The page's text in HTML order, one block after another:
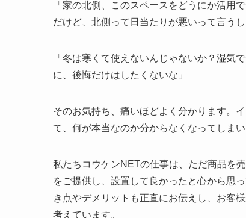
「家の北側、このスペースをどうにか活用
だけど、北側って日当たりが悪いって言う
「冬は寒くて使えないんじゃないか？湿
に、後悔だけはしたくないな」
そのお気持ち、痛いほどよく分かります。
て、何が本当なのか分からなくなってしまい
私たちコウケンNETの仕事は、ただ商品を
をご提供し、設置して良かったと心から思
き点やデメリットも正直にお伝えし、お客
考えています。